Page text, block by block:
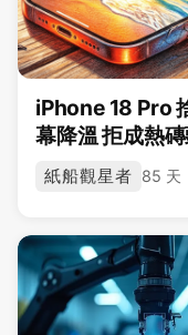
iPhone 18 Pro
幕降溫 拒成熱
紙船觀星者 85 天